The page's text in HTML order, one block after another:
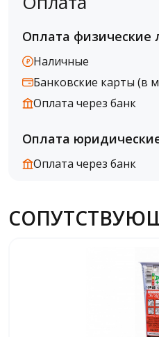
Оплата физические
Наличные
Банковские карты (в
Оплата через банк
Оплата
Оплата через банк